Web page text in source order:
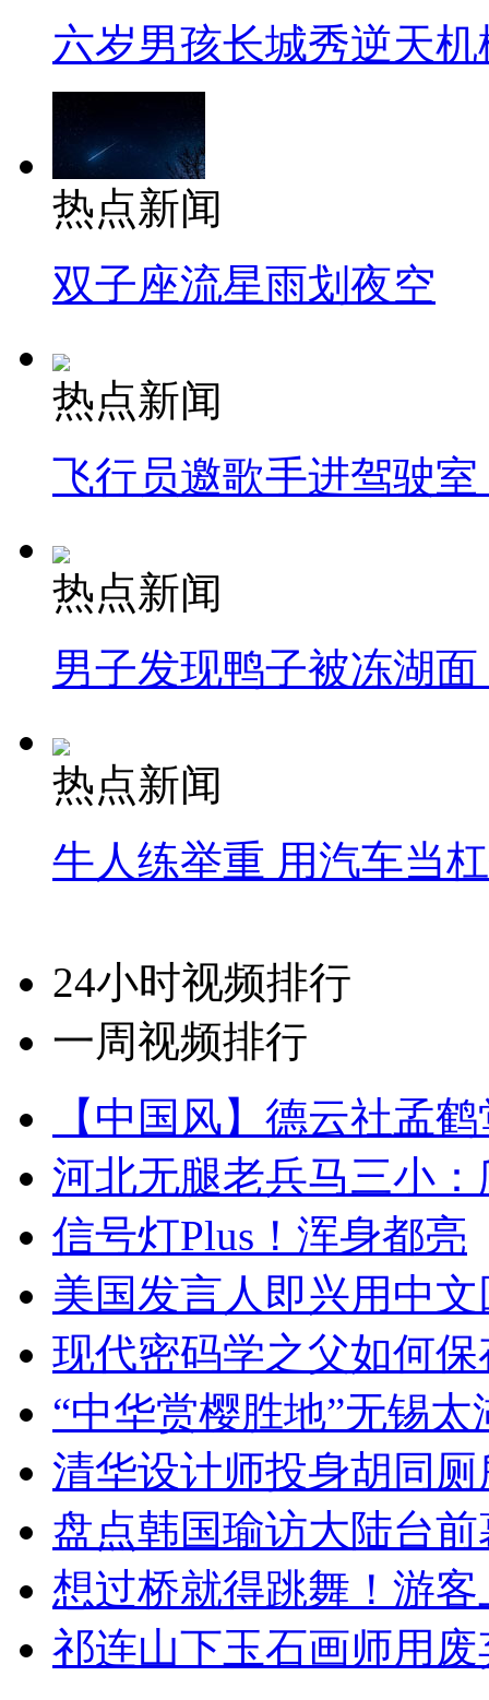
六岁男孩长城秀逆天机
热点新闻
双子座流星雨划夜空
热点新闻
飞行员邀歌手进驾驶
热点新闻
男子发现鸭子被冻湖
热点新闻
牛人练举重 用汽车当
24小时视频排行
一周视频排行
【中国风】德云社孟
河北无腿老兵马三小
信号灯Plus！浑身都亮
美国发言人即兴用中
现代密码学之父如何
“中华赏樱胜地”无锡
清华设计师投身胡同
盘点韩国瑜访大陆台
想过桥就得跳舞！游客
祁连山下玉石画师用